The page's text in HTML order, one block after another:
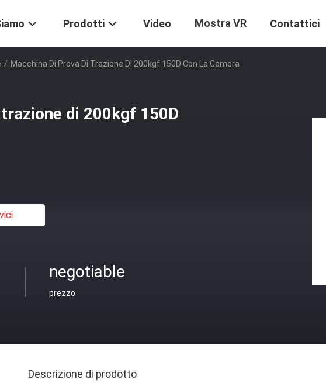
Prodotti Video Mostra VR Contattici
/ Macchina Di Prova Di Trazione Di 200kgf 150D Con La Camera
di 200kgf 150D
negotiable
prezzo
Descrizione di prodotto